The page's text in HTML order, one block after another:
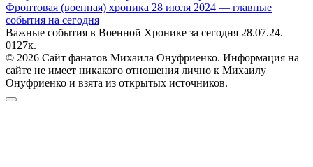
Фронтовая (военная) хроника 28 июля 2024 — главные
события на сегодня
Важные события в Военной Хронике за сегодня 28.07.24.
0127к.
© 2026 Сайт фанатов Михаила Онуфриенко. Информация на
сайте не имеет никакого отношения лично к Михаилу
Онуфриенко и взята из открытых источников.